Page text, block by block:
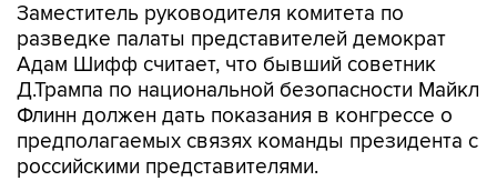
Заместитель руководителя комитета по
разведке палаты представителей демократ
Адам Шифф считает, что бывший советник
Д.Трампа по национальной безопасности Майкл
Флинн должен дать показания в конгрессе о
предполагаемых связях команды президента с
российскими представителями.